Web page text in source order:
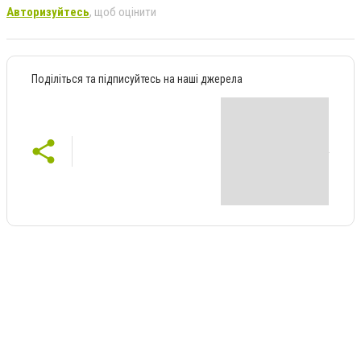
Авторизуйтесь, щоб оцінити
Поділіться та підписуйтесь на наші джерела